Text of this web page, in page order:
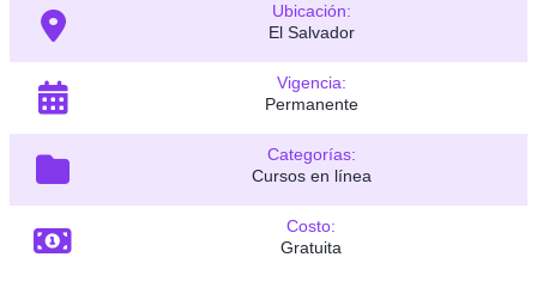
Ubicación:
El Salvador
Vigencia:
Permanente
Categorías:
Cursos en línea
Costo:
Gratuita